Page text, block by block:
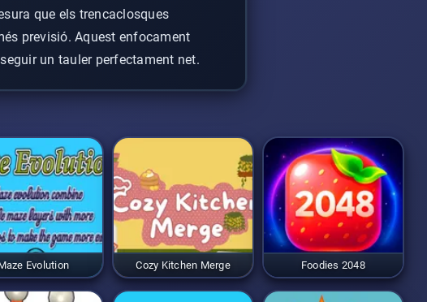
que els trencaclosques
previsió. Aquest enfocament
un tauler perfectament net.
Evolution Cozy Kitchen Merge Foodies 2048